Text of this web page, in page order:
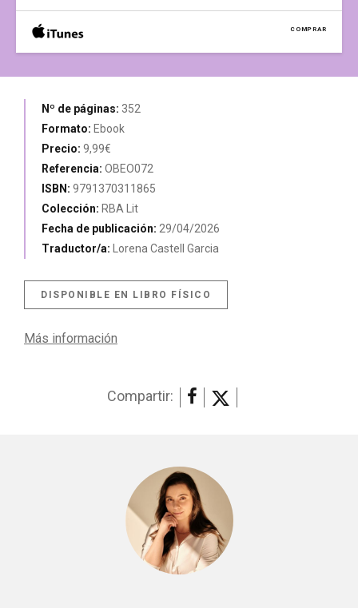
COMPRAR
Nº de páginas: 352
Formato: Ebook
Precio: 9,99€
Referencia: OBEO072
ISBN: 9791370311865
Colección: RBA Lit
Fecha de publicación: 29/04/2026
Traductor/a: Lorena Castell Garcia
DISPONIBLE EN LIBRO FÍSICO
Más información
Compartir: